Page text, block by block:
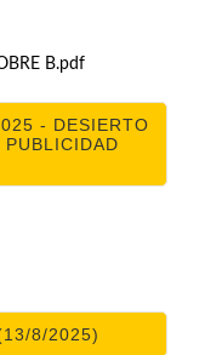
B.pdf
- DESIERTO
8/2025)